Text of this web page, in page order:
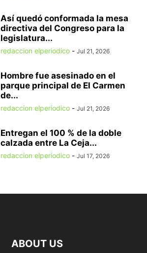
Así quedó conformada la mesa
directiva del Congreso para la
legislatura...
redaccion elperiodico - Jul 21, 2026
Hombre fue asesinado en el
parque principal de El Carmen
de...
redaccion elperiodico - Jul 21, 2026
Entregan el 100 % de la doble
calzada entre La Ceja...
redaccion elperiodico - Jul 17, 2026
ABOUT US